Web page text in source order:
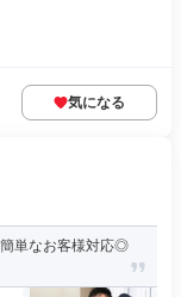
気になる
簡単なお客様対応◎